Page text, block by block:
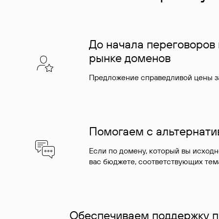
До начала
рынке доменов
Предложение справедливой цены
Помогаем с
Если по домену, который вы
вас бюджете, соответствующих
Обеспечиваем поддержку